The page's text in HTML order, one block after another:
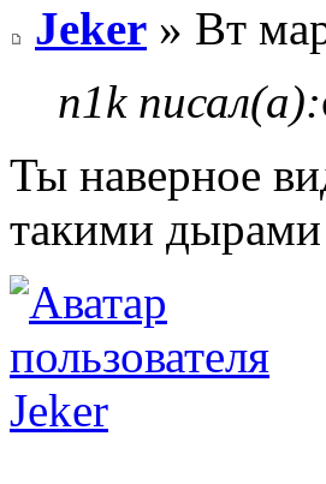
Jeker » Вт
n1k писал(а):
Ты наверное
такими дырами
Jeker